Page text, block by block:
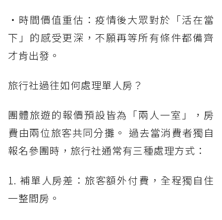
・時間價值重估：疫情後大眾對於「活在當
下」的感受更深，不願再等所有條件都備齊
才肯出發。
旅行社過往如何處理單人房？
團體旅遊的報價預設皆為「兩人一室」，房
費由兩位旅客共同分攤。 過去當消費者獨自
報名參團時，旅行社通常有三種處理方式：
1. 補單人房差：旅客額外付費，全程獨自住
一整間房。